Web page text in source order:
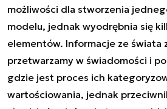
możliwości dla stworzenia
modelu, jednak wyodrębnia się
elementów. Informacje ze świata
przetwarzamy w świadomości i
gdzie jest proces ich
wartościowania, jednak